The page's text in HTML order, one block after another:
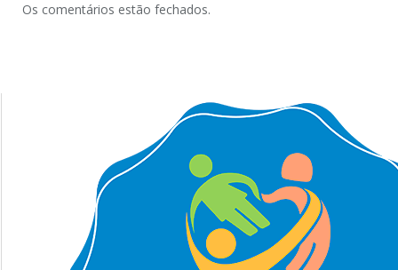
Os comentários estão fechados.